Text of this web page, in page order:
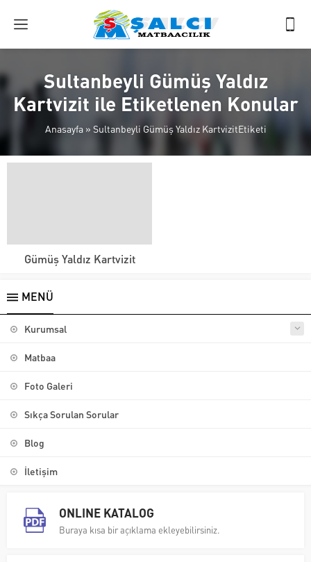
Sultanbeyli Gümüş Yaldız
Kartvizit ile Etiketlenen Konular
Anasayfa» Sultanbeyli Gümüş Yaldız KartvizitEtiketi
Gümüş Yaldız Kartvizit
MENÜ
Kurumsal
Matbaa
Foto Galeri
Sıkça Sorulan Sorular
Blog
İletişim
ONLINE KATALOG
Buraya kısa bir açıklama ekleyebilirsiniz.